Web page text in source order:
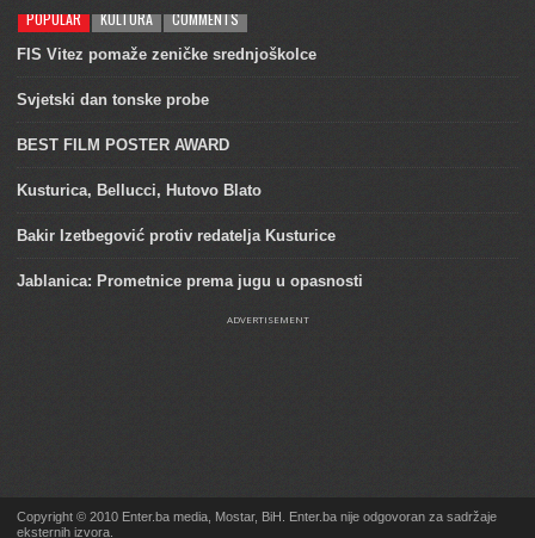
POPULAR KULTURA COMMENTS
FIS Vitez pomaže zeničke srednjoškolce
Svjetski dan tonske probe
BEST FILM POSTER AWARD
Kusturica, Bellucci, Hutovo Blato
Bakir Izetbegović protiv redatelja Kusturice
Jablanica: Prometnice prema jugu u opasnosti
ADVERTISEMENT
Copyright © 2010 Enter.ba media, Mostar, BiH. Enter.ba nije odgovoran za sadržaje
eksternih izvora.